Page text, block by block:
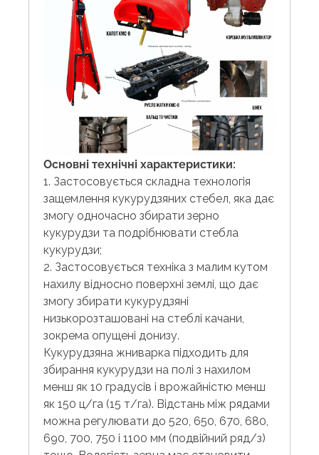
Основні технічні характеристики:
1. Застосовується складна технологія
защемлення кукурудзяних стебел, яка дає
змогу одночасно збирати зерно
кукурудзи та подрібнювати стебла
кукурудзи;
2. Застосовується техніка з малим кутом
нахилу відносно поверхні землі, що дає
змогу збирати кукурудзяні
низькорозташовані на стеблі качани,
зокрема опущені донизу.
Кукурудзяна жниварка підходить для
збирання кукурудзи на полі з нахилом
менш як 10 градусів і врожайністю менш
як 150 ц/га (15 т/га). Відстань між рядами
можна регулювати до 520, 650, 670, 680,
690, 700, 750 і 1100 мм (подвійний ряд/з)